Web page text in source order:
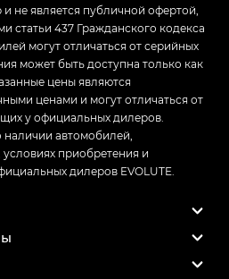
не является публичной офертой,
статьи 437 Гражданского кодекса
могут отличаться от серийных
может быть доступна только как
цены являются
ценами и могут отличаться от
у официальных дилеров.
автомобилей,
приобретения и
дилеров EVOLUTE.